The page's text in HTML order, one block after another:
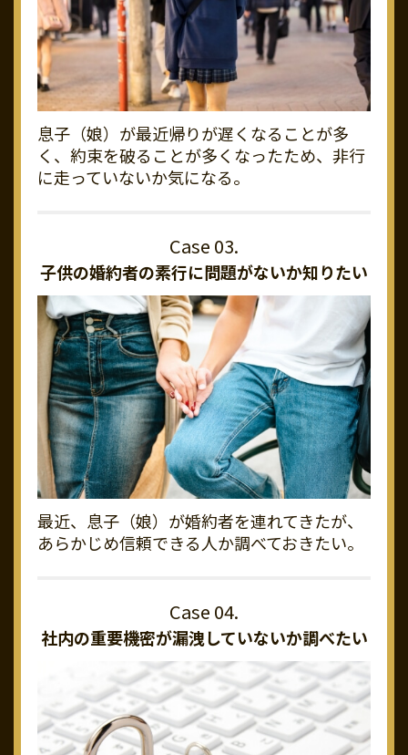
息子（娘）が最近帰りが遅くなることが多
く、約束を破ることが多くなったため、非行
に走っていないか気になる。
子供の婚約者の素行に問題がないか知りたい
最近、息子（娘）が婚約者を連れてきたが、
あらかじめ信頼できる人か調べておきたい。
社内の重要機密が漏洩していないか調べたい